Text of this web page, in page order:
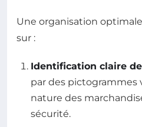
Une organisation
sur :
Identification claire
par des pictogrammes
nature des
sécurité.